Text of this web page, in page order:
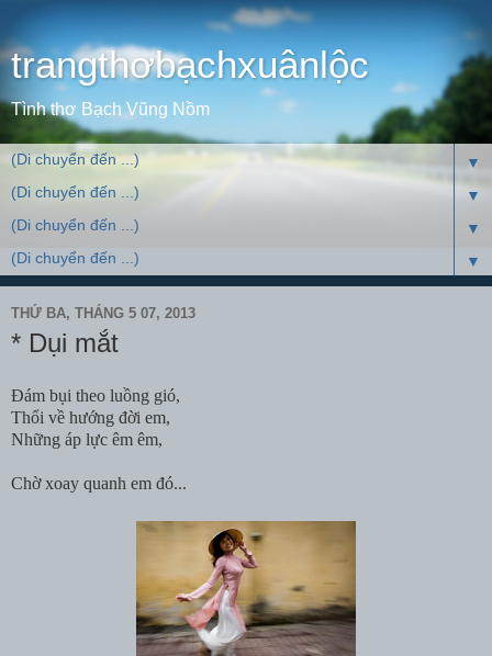
trangthơbạchxuânlộc
Tình thơ Bạch Vũng Nồm
▼
▼
▼
▼
THỨ BA, THÁNG 5 07, 2013
* Dụi mắt
Đám bụi theo luồng gió,
Thổi về hướng đời em,
Những áp lực êm êm,
Chờ xoay quanh em đó...